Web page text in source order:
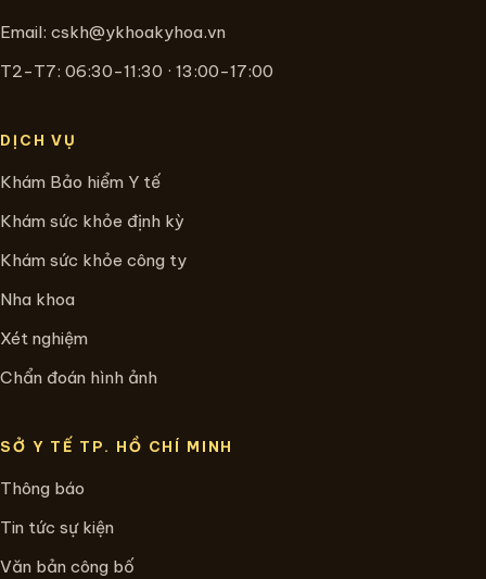
Email: cskh@ykhoakyhoa.vn
T2-T7: 06:30-11:30 · 13:00-17:00
DỊCH VỤ
Khám Bảo hiểm Y tế
Khám sức khỏe định kỳ
Khám sức khỏe công ty
Nha khoa
Xét nghiệm
Chẩn đoán hình ảnh
SỞ Y TẾ TP. HỒ CHÍ MINH
Thông báo
Tin tức sự kiện
Văn bản công bố